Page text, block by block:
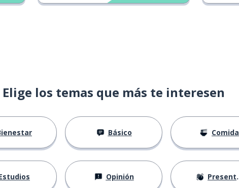
Elige los temas que más te interesen
Básico Comida
Opinión Presentación